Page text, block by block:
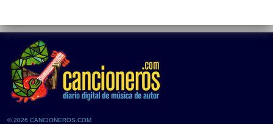
© 2026 CANCIONEROS.COM